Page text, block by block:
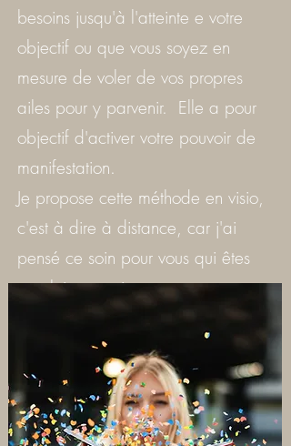
besoins jusqu'à l'atteinte e votre
objectif ou que vous soyez en
mesure de voler de vos propres
ailes pour y parvenir. Elle a pour
objectif d'activer votre pouvoir de
manifestation.
Je propose cette méthode en visio,
c'est à dire à distance, car j'ai
pensé ce soin pour vous qui êtes
trop loin ou qui ne pouvez pas